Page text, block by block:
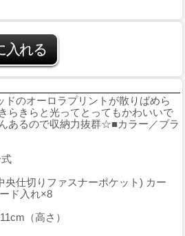
ドのオーロラプリントが散りばめら
らきらと光ってとってもかわいいで
あるので収納力抜群☆■カラー／ブラ
央仕切りファスナーポケット) カー
ド入れ×8
（高さ）